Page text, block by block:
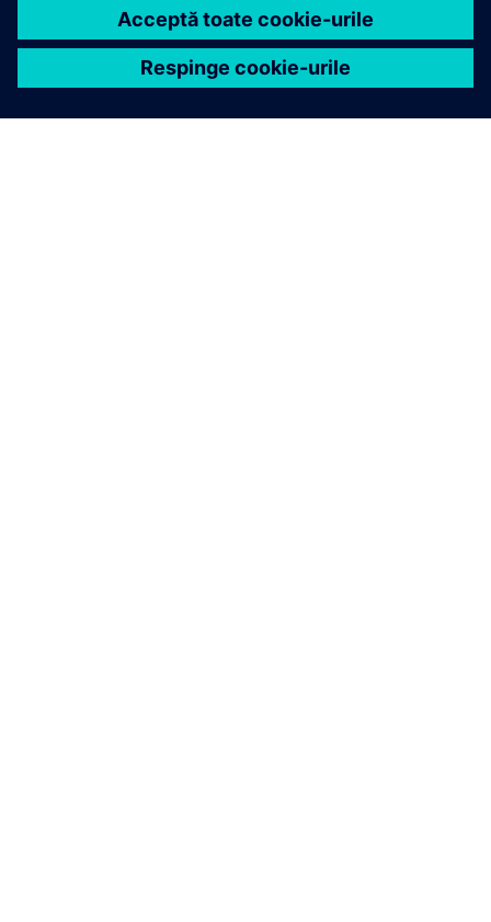
Siemens duce AI pentru lumea fizică la următorul nivel
cu două noi capabilități Eigen Engineering Agent